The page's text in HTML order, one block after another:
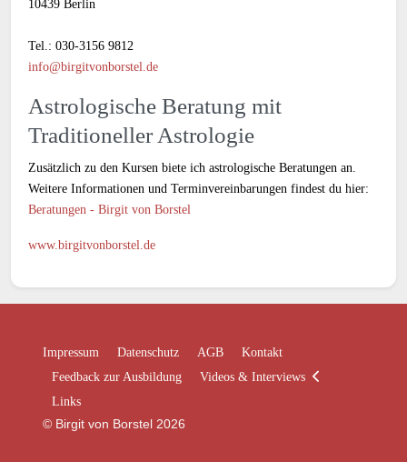
10439 Berlin
Tel.: 030-3156 9812
info@birgitvonborstel.de
Astrologische Beratung mit
Traditioneller Astrologie
Zusätzlich zu den Kursen biete ich astrologische Beratungen an.
Weitere Informationen und Terminvereinbarungen findest du hier:
Beratungen - Birgit von Borstel
www.birgitvonborstel.de
Impressum Datenschutz AGB
Kontakt
Feedback zur Ausbildung
Videos & Interviews
Links
© Birgit von Borstel 2026